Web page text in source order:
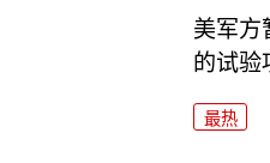
美军方
的试验
最热